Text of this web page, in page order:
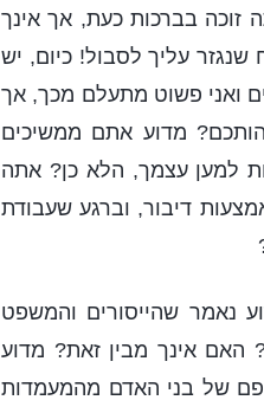
זוכה בברכות כעת, אך אינך
עליך לסבול! כיום, יש
ואני פשוט מתעלם מכך, אך
מדוע אתם ממשיכים
למען עצמך, הלא כן? אתה
דיבור, וברגע שעבודת
נאמר שהייסורים והמשפט
האם אינך מבין זאת? מדוע
של בני האדם מהמעמדות